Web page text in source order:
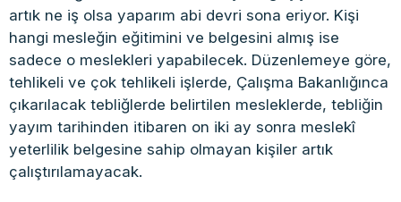
artık ne iş olsa yaparım abi devri sona eriyor. Kişi
hangi mesleğin eğitimini ve belgesini almış ise
sadece o meslekleri yapabilecek. Düzenlemeye göre,
tehlikeli ve çok tehlikeli işlerde, Çalışma Bakanlığınca
çıkarılacak tebliğlerde belirtilen mesleklerde, tebliğin
yayım tarihinden itibaren on iki ay sonra meslekî
yeterlilik belgesine sahip olmayan kişiler artık
çalıştırılamayacak.